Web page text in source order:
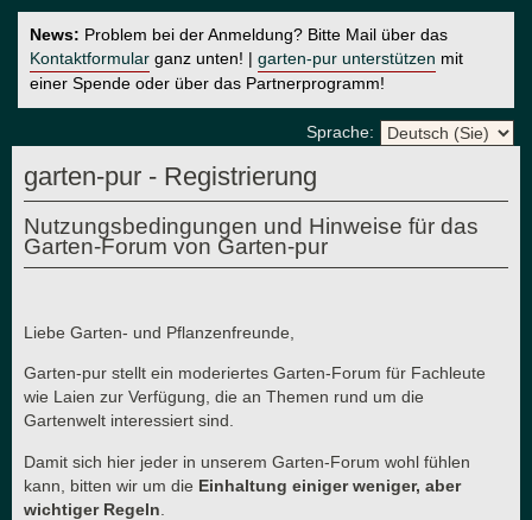
News: Problem bei der Anmeldung? Bitte Mail über das
Kontaktformular ganz unten! | garten-pur unterstützen mit
einer Spende oder über das Partnerprogramm!
Sprache:
garten-pur - Registrierung
Nutzungsbedingungen und Hinweise für das
Garten-Forum von Garten-pur
Liebe Garten- und Pflanzenfreunde,
Garten-pur stellt ein moderiertes Garten-Forum für Fachleute
wie Laien zur Verfügung, die an Themen rund um die
Gartenwelt interessiert sind.
Damit sich hier jeder in unserem Garten-Forum wohl fühlen
kann, bitten wir um die Einhaltung einiger weniger, aber
wichtiger Regeln